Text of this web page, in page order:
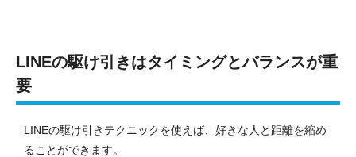
LINEの駆け引きはタイミングとバランスが重
要
LINEの駆け引きテクニックを使えば、好きな人と距離を縮め
ることができます。